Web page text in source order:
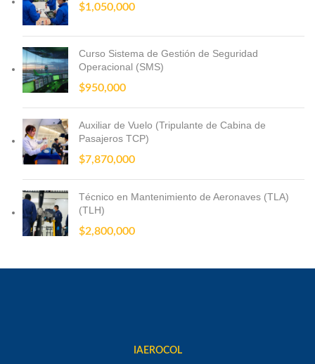
$1,050,000
Curso Sistema de Gestión de Seguridad
Operacional (SMS)
$950,000
Auxiliar de Vuelo (Tripulante de Cabina de
Pasajeros TCP)
$7,870,000
Técnico en Mantenimiento de Aeronaves (TLA)
(TLH)
$2,800,000
IAEROCOL